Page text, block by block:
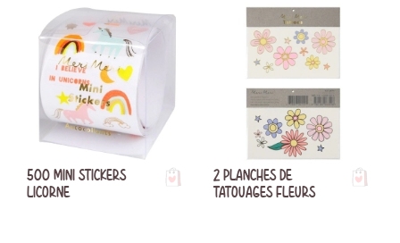
500 MINI STICKERS
LICORNE
2 PLANCHES DE
TATOUAGES FLEURS